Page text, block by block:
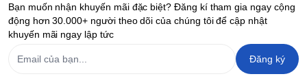
Bạn muốn nhận khuyến mãi đặc biệt? Đăng kí tham gia ngay cộng
động hơn 30.000+ người theo dõi của chúng tôi để cập nhật
khuyến mãi ngay lập tức
Đăng ký